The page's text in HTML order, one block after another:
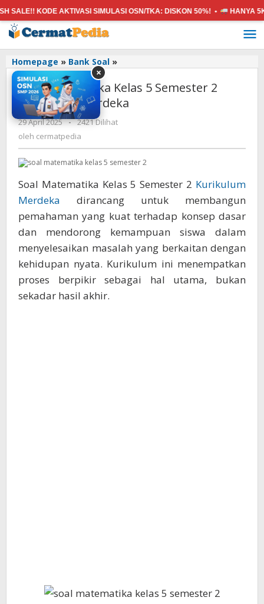
Lewati
ke
konten
KODE AKTIVASI SIMULASI OSN/TKA:DISKON 50%! • HANYA 5K
Homepage » Bank Soal »Soal
Kelas
5
Semester
2
Merdeka
Soal Matematika Kelas 5 Semester 2
Kurikulum Merdeka
29 April 2025 oleh
cermatpedia
- 2421 Dilihat
oleh cermatpedia
Soal Matematika Kelas 5 Semester 2 Kurikulum
Merdeka dirancang untuk membangun
pemahaman yang kuat terhadap konsep dasar
dan mendorong kemampuan siswa dalam
menyelesaikan masalah yang berkaitan dengan
kehidupan nyata. Kurikulum ini menempatkan
proses berpikir sebagai hal utama, bukan
sekadar hasil akhir.
×